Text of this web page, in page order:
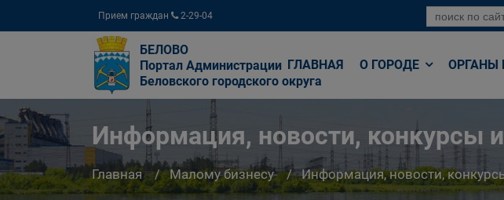
Прием граждан 2-29-04
БЕЛОВО
Портал Администрации
Беловского городского округа
ГЛАВНАЯ О ГОРОДЕ ОРГАНЫ
Информация, новости, конкурсы
Главная Малому бизнесу Информация, новости,